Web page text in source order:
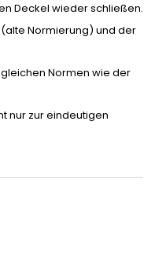
Deckel wieder schließen.
Normierung) und der
Normen wie der
nur zur eindeutigen